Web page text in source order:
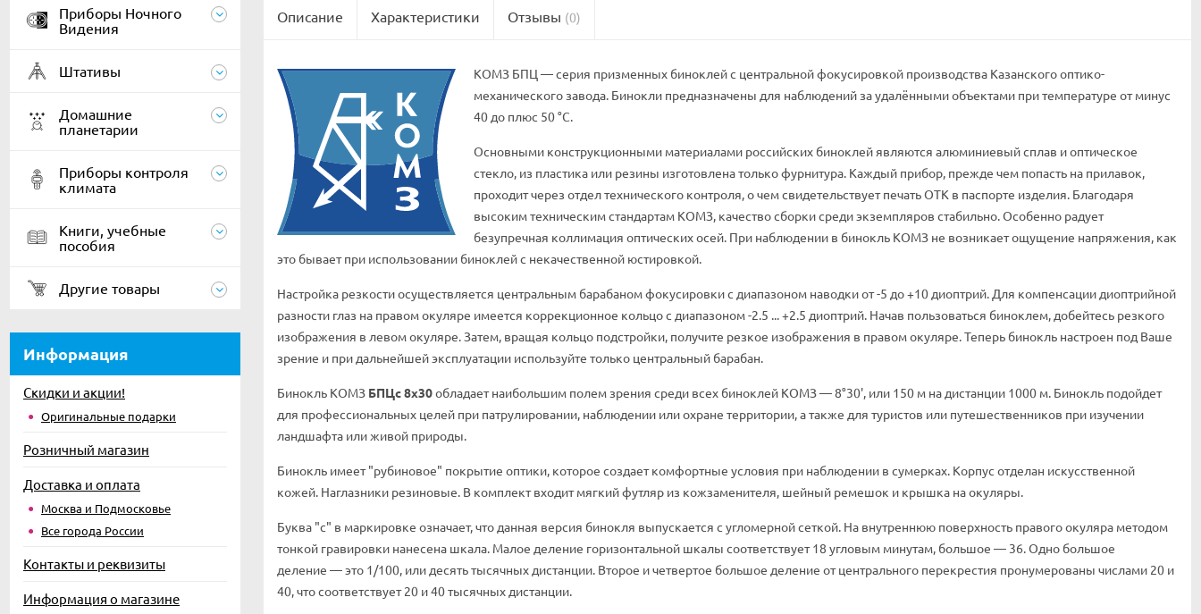
Приборы Ночного
Видения
Штативы
Домашние
планетарии
Приборы контроля
климата
Книги, учебные
пособия
Другие товары
Информация
Скидки и акции!
Оригинальные подарки
Розничный магазин
Доставка и оплата
Москва и Подмосковье
Все города России
Контакты и реквизиты
Информация о магазине
Описание Характеристики Отзывы (0)
КОМЗ БПЦ — серия призменных биноклей с центральной фокусировкой производства Казанского оптико-
механического завода. Бинокли предназначены для наблюдений за удалёнными объектами при температуре от минус
40 до плюс 50 °C.
Основными конструкционными материалами российских биноклей являются алюминиевый сплав и оптическое
стекло, из пластика или резины изготовлена только фурнитура. Каждый прибор, прежде чем попасть на прилавок,
проходит через отдел технического контроля, о чем свидетельствует печать ОТК в паспорте изделия. Благодаря
высоким техническим стандартам КОМЗ, качество сборки среди экземпляров стабильно. Особенно радует
безупречная коллимация оптических осей. При наблюдении в бинокль КОМЗ не возникает ощущение напряжения, как
это бывает при использовании биноклей с некачественной юстировкой.
Настройка резкости осуществляется центральным барабаном фокусировки с диапазоном наводки от -5 до +10 диоптрий. Для компенсации диоптрийной
разности глаз на правом окуляре имеется коррекционное кольцо с диапазоном -2.5 ... +2.5 диоптрий. Начав пользоваться биноклем, добейтесь резкого
изображения в левом окуляре. Затем, вращая кольцо подстройки, получите резкое изображения в правом окуляре. Теперь бинокль настроен под Ваше
зрение и при дальнейшей эксплуатации используйте только центральный барабан.
Бинокль КОМЗ БПЦс 8x30обладает наибольшим полем зрения среди всех биноклей КОМЗ — 8°30', или 150 м на дистанции 1000 м. Бинокль подойдет
для профессиональных целей при патрулировании, наблюдении или охране территории, а также для туристов или путешественников при изучении
ландшафта или живой природы.
Бинокль имеет "рубиновое" покрытие оптики, которое создает комфортные условия при наблюдении в сумерках. Корпус отделан искусственной
кожей. Наглазники резиновые. В комплект входит мягкий футляр из кожзаменителя, шейный ремешок и крышка на окуляры.
Буква "с" в маркировке означает, что данная версия бинокля выпускается с угломерной сеткой. На внутреннюю поверхность правого окуляра методом
тонкой гравировки нанесена шкала. Малое деление горизонтальной шкалы соответствует 18 угловым минутам, большое — 36. Одно большое
деление — это 1/100, или десять тысячных дистанции. Второе и четвертое большое деление от центрального перекрестия пронумерованы числами 20 и
40, что соответствует 20 и 40 тысячных дистанции.